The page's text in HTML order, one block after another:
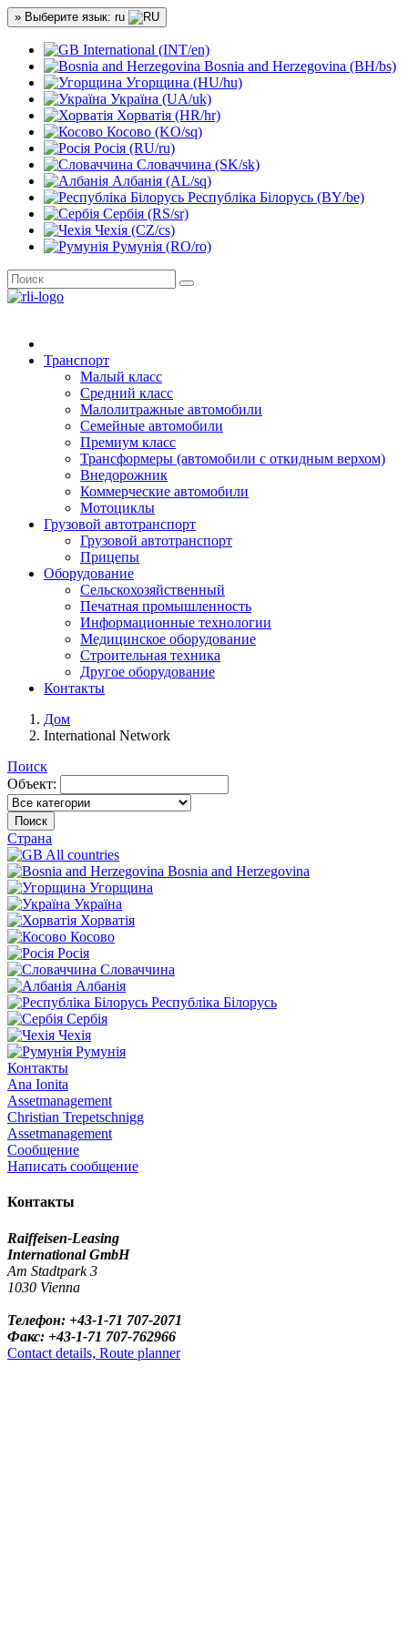
» Выберите язык: ru
International (INT/en)
Bosnia and Herzegovina (BH/bs)
Угорщина (HU/hu)
Україна (UA/uk)
Хорватія (HR/hr)
Косово (KO/sq)
Росія (RU/ru)
Словаччина (SK/sk)
Албанія (AL/sq)
Республіка Білорусь (BY/be)
Сербія (RS/sr)
Чехія (CZ/cs)
Румунія (RO/ro)
Транспорт
Малый класс
Средний класс
Малолитражные автомобили
Семейные автомобили
Премиум класс
Трансформеры (автомобили с откидным верхом)
Внедорожник
Коммерческие автомобили
Мотоциклы
Грузовой автотранспорт
Грузовой автотранспорт
Прицепы
Оборудование
Сельскохозяйственный
Печатная промышленность
Информационные технологии
Медицинское оборудование
Строительная техника
Другое оборудование
Контакты
Дом
International Network
Поиск
Объект:
Поиск
Страна
All countries
Bosnia and Herzegovina
Угорщина
Україна
Хорватія
Косово
Росія
Словаччина
Албанія
Республіка Білорусь
Сербія
Чехія
Румунія
Контакты
Ana Ionita
Assetmanagement
Christian Trepetschnigg
Assetmanagement
Сообщение
Написать сообщение
Контакты
Raiffeisen-Leasing
International GmbH
Am Stadtpark 3
1030 Vienna
Телефон: +43-1-71 707-2071
Факс: +43-1-71 707-762966
Contact details, Route planner